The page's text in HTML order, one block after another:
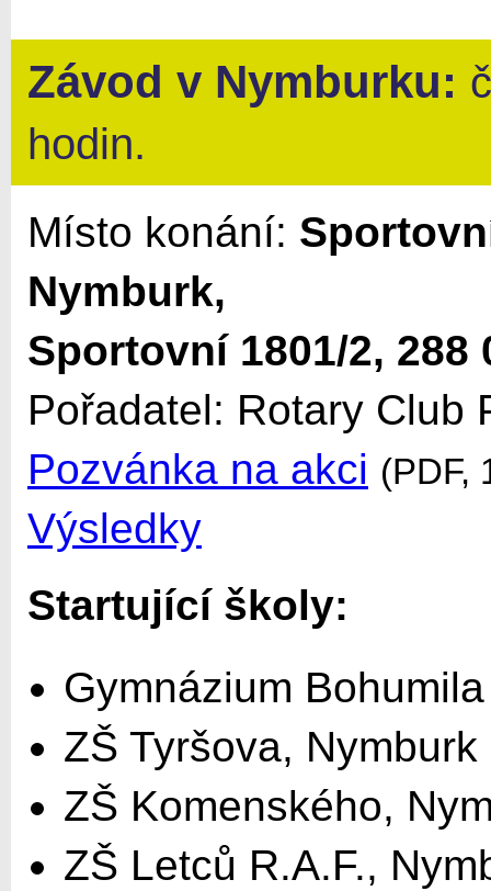
Závod v Nymburku:
hodin.
Místo konání:
Nymburk,
Sportovní 1801/2, 288
Pořadatel: Rotary Club
Pozvánka na akci (PDF,
Výsledky
Startující školy:
Gymnázium
ZŠ Tyršova, Nymburk
ZŠ Komenského,
ZŠ Letců R.A.F.,